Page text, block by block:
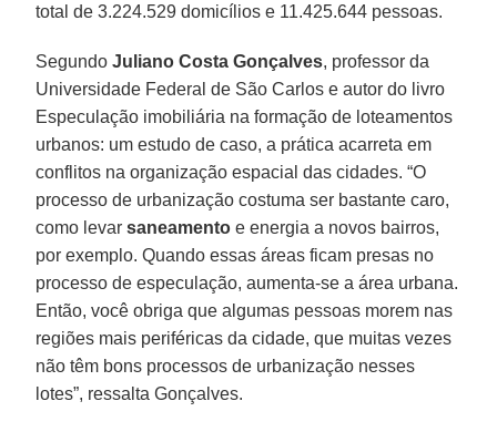
total de 3.224.529 domicílios e 11.425.644 pessoas.
Segundo Juliano Costa Gonçalves, professor da
Universidade Federal de São Carlos e autor do livro
Especulação imobiliária na formação de loteamentos
urbanos: um estudo de caso, a prática acarreta em
conflitos na organização espacial das cidades. “O
processo de urbanização costuma ser bastante caro,
como levarsaneamento e energia a novos bairros,
por exemplo. Quando essas áreas ficam presas no
processo de especulação, aumenta-se a área urbana.
Então, você obriga que algumas pessoas morem nas
regiões mais periféricas da cidade, que muitas vezes
não têm bons processos de urbanização nesses
lotes”, ressalta Gonçalves.